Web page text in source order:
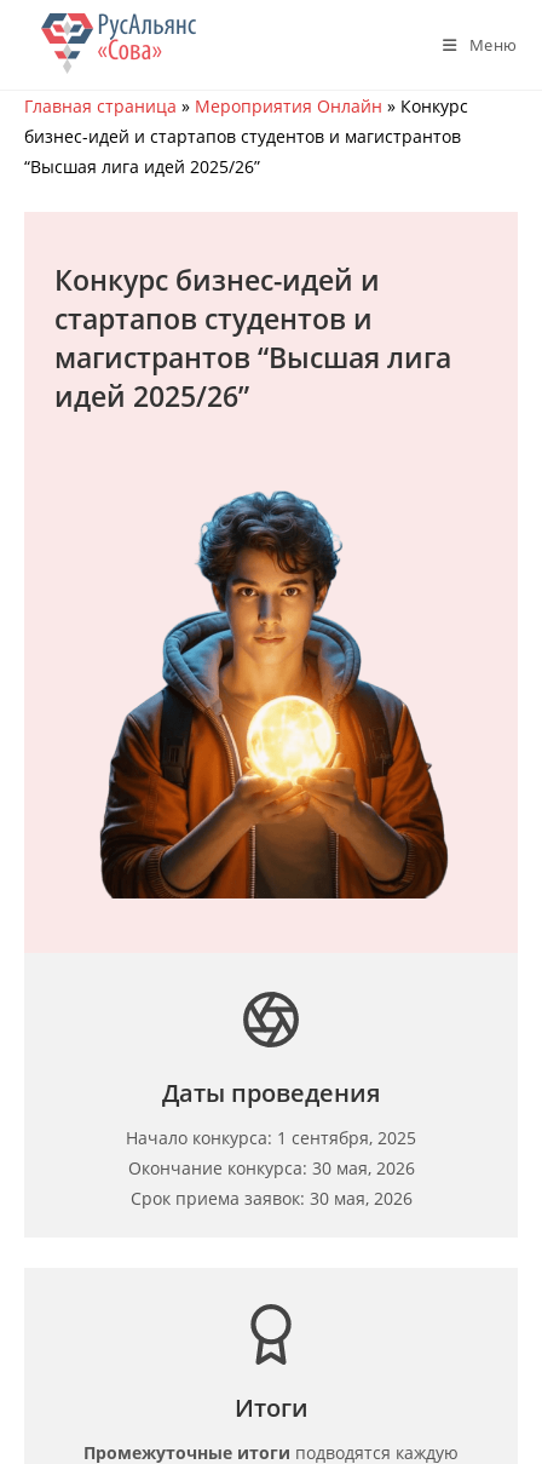
Перейти
содержимому
Меню
Главная страница » Мероприятия Онлайн » Конкурс
бизнес-идей и стартапов студентов и магистрантов
“Высшая лига идей 2025/26”
Конкурс бизнес-идей и
стартапов студентов и
магистрантов “Высшая лига
идей 2025/26”
Даты проведения
Начало конкурса: 1 сентября, 2025
Окончание конкурса: 30 мая, 2026
Срок приема заявок: 30 мая, 2026
Итоги
Промежуточные итоги подводятся каждую